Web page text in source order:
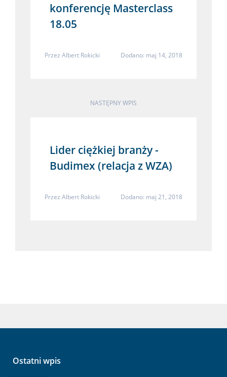
konferencję Masterclass
18.05
Przez Albert Rokicki Dodano: maj 14, 2018
NASTĘPNY WPIS
Lider ciężkiej branży -
Budimex (relacja z WZA)
Przez Albert Rokicki Dodano: maj 21, 2018
Ostatni wpis